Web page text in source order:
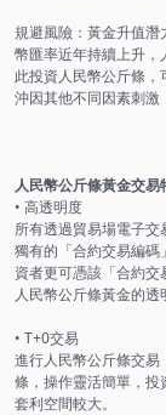
規避風險：黃金升值
幣匯率近年持續上升
此投資人民幣公斤條
沖因其他不同因素刺激
人民幣公斤條黃金交易
• 高透明度
所有透過貿易場電子
獨有的「合約交易編
資者更可憑該「合約
人民幣公斤條黃金的透
• T+0交易
進行人民幣公斤條交
條，操作靈活簡單，
套利空間較大。